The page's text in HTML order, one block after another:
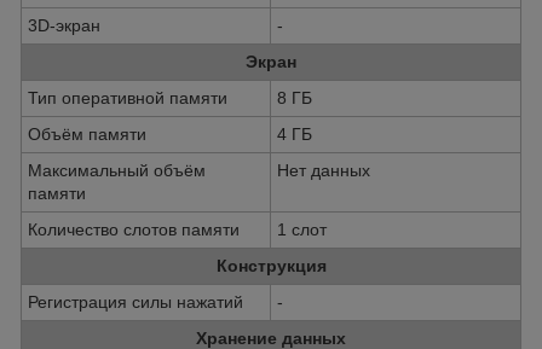
3D-экран
-
Экран
Тип оперативной памяти
8 ГБ
Объём памяти
4 ГБ
Максимальный объём
памяти
Нет данных
Количество слотов памяти
1 слот
Конструкция
Регистрация силы нажатий
-
Хранение данных